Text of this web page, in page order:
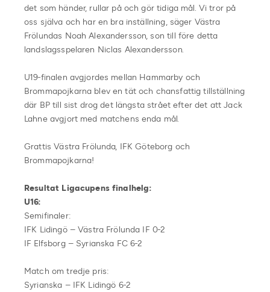
det som händer, rullar på och gör tidiga mål. Vi tror på
oss själva och har en bra inställning, säger Västra
Frölundas Noah Alexandersson, son till före detta
landslagsspelaren Niclas Alexandersson.
U19-finalen avgjordes mellan Hammarby och
Brommapojkarna blev en tät och chansfattig tillställning
där BP till sist drog det längsta strået efter det att Jack
Lahne avgjort med matchens enda mål.
Grattis Västra Frölunda, IFK Göteborg och
Brommapojkarna!
Resultat Ligacupens finalhelg:
U16:
Semifinaler:
IFK Lidingö – Västra Frölunda IF 0-2
IF Elfsborg – Syrianska FC 6-2
Match om tredje pris:
Syrianska – IFK Lidingö 6-2